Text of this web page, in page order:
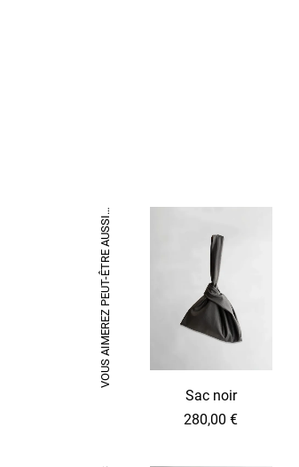
VOUS AIMEREZ PEUT-ÊTRE AUSSI…
Sac noir
280,00€